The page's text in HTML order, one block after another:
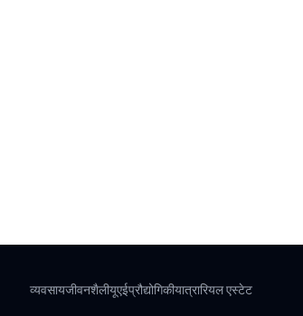
व्यवसायजीवनशैलीयूएईप्रौद्योगिकीयात्रारियल एस्टेट